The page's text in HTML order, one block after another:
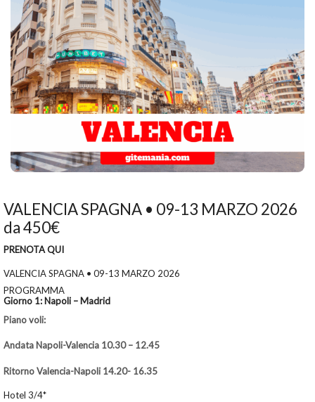
VALENCIA SPAGNA • 09-13 MARZO 2026
da 450€
PRENOTA QUI
VALENCIA SPAGNA • 09-13 MARZO 2026
PROGRAMMA
Giorno 1: Napoli – Madrid
Piano voli:
Andata Napoli-Valencia 10.30 – 12.45
Ritorno Valencia-Napoli 14.20- 16.35
Hotel 3/4*